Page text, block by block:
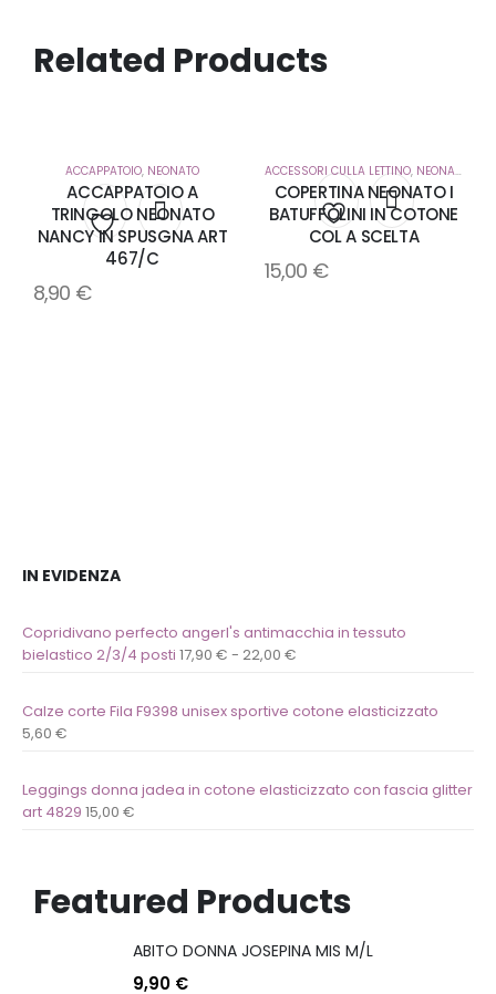
Related Products
Aggiungi
alla
ACCAPPATOIO, NEONATO
ACCAPPATOIO A
TRINGOLO NEONATO
NANCY IN SPUSGNA ART
467/C
8,90 €
Aggiungi
alla
ACCESSORI CULLA LETTINO, NEONATO
COPERTINA NEONATO I
BATUFFOLINI IN COTONE
COL A SCELTA
15,00 €
IN EVIDENZA
Copridivano perfecto angerl's antimacchia in tessuto
bielastico 2/3/4 posti 17,90 € - 22,00 €
Calze corte Fila F9398 unisex sportive cotone elasticizzato
5,60 €
Leggings donna jadea in cotone elasticizzato con fascia glitter
art 4829 15,00 €
Featured Products
ABITO DONNA JOSEPINA MIS M/L
9,90 €